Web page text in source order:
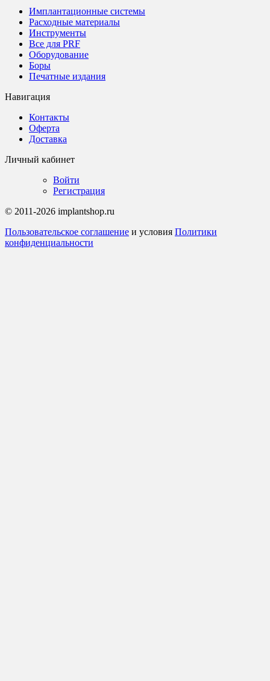
Имплантационные системы
Расходные материалы
Инструменты
Все для PRF
Оборудование
Боры
Печатные издания
Навигация
Контакты
Оферта
Доставка
Личный кабинет
Войти
Регистрация
© 2011-2026 implantshop.ru
Пользовательское соглашение и условия Политики
конфиденциальности